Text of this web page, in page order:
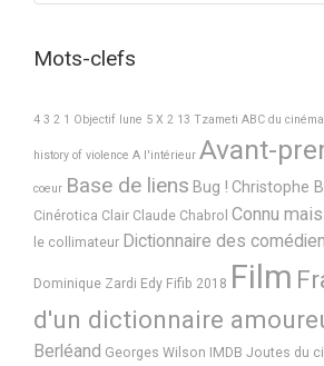
Mots-clefs
4 3 2 1 Objectif lune 5 X 2 13 Tzameti ABC du
history of violence A l'intérieur Avant-
coeur Base de liens Bug ! Christophe
Cinérotica Clair Claude Chabrol Connu
le collimateur Dictionnaire des
Dominique Zardi Edy Fifib 2018 Film
d'un dictionnaire
Berléand Georges Wilson IMDB Joutes du